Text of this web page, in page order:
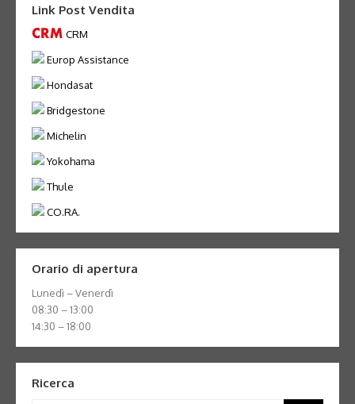
Link Post Vendita
CRM
Europ Assistance
Hondasat
Bridgestone
Michelin
Yokohama
Thule
CO.RA.
Orario di apertura
Lunedì – Venerdì
08:30 – 13:00
14:30 – 18:00
Ricerca